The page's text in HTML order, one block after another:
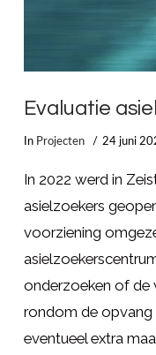
Evaluatie
In Projecten 24 juni
In 2022 werd in
asielzoekers
voorziening
onderzoeken of de
rondom de opvang
eventueel extra